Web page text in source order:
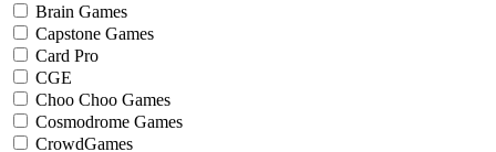
Brain Games
Capstone Games
Card Pro
CGE
Choo Choo Games
Cosmodrome Games
CrowdGames